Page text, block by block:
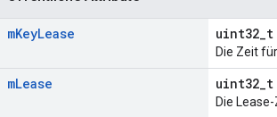
mKeyLease uint32_t
Die Zeit
mLease uint32_t
Die